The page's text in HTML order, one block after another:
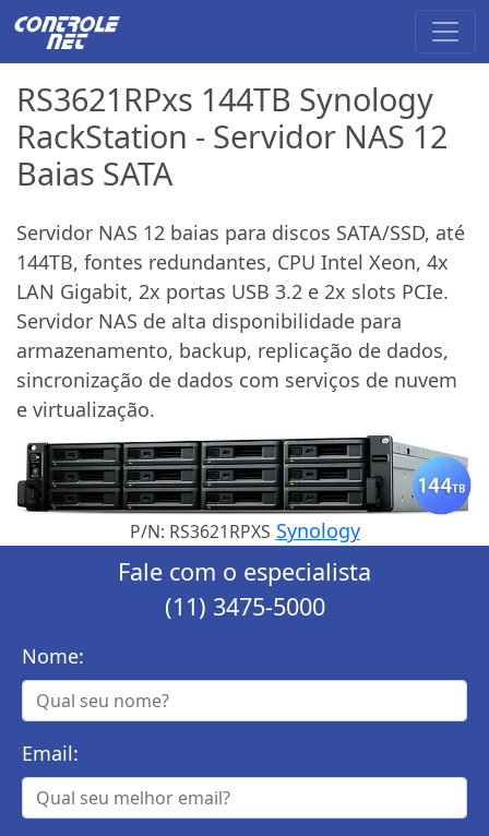
RS3621RPxs 144TB Synology
RackStation - Servidor NAS 12
Baias SATA
Servidor NAS 12 baias para discos SATA/SSD, até
144TB, fontes redundantes, CPU Intel Xeon, 4x
LAN Gigabit, 2x portas USB 3.2 e 2x slots PCIe.
Servidor NAS de alta disponibilidade para
armazenamento, backup, replicação de dados,
sincronização de dados com serviços de nuvem
e virtualização.
P/N: RS3621RPXS Synology
Fale com o especialista
(11) 3475-5000
Nome:
Email: